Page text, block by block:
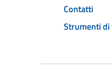
Contatti
Strumenti